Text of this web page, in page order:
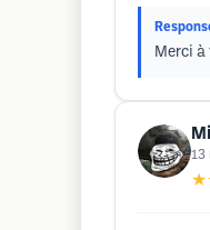
Merci à
13